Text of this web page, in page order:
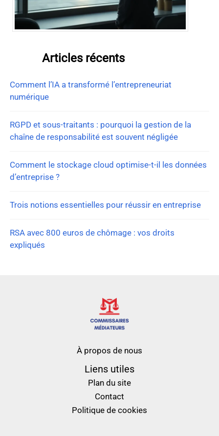
Articles récents
Comment l’IA a transformé l’entrepreneuriat
numérique
RGPD et sous-traitants : pourquoi la gestion de la
chaîne de responsabilité est souvent négligée
Comment le stockage cloud optimise-t-il les données
d’entreprise ?
Trois notions essentielles pour réussir en entreprise
RSA avec 800 euros de chômage : vos droits
expliqués
À propos de nous
Liens utiles
Plan du site
Contact
Politique de cookies